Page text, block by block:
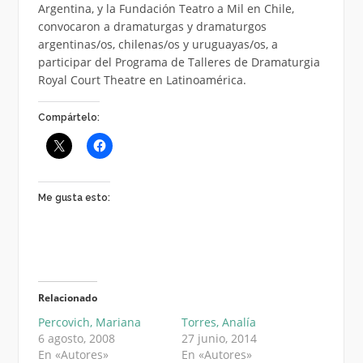
Argentina, y la Fundación Teatro a Mil en Chile,
convocaron a dramaturgas y dramaturgos
argentinas/os, chilenas/os y uruguayas/os, a
participar del Programa de Talleres de Dramaturgia
Royal Court Theatre en Latinoamérica.
Compártelo:
Me gusta esto:
Relacionado
Percovich, Mariana
6 agosto, 2008
En «Autores»
Torres, Analía
27 junio, 2014
En «Autores»